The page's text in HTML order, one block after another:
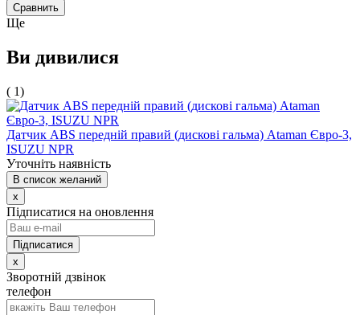
Сравнить
Ще
Ви дивилися
( 1)
Датчик АВS передній правий (дискові гальма) Ataman Євро-3,
ISUZU NPR
Уточніть наявність
В список желаний
x
Підписатися на оновлення
x
Зворотній дзвінок
телефон